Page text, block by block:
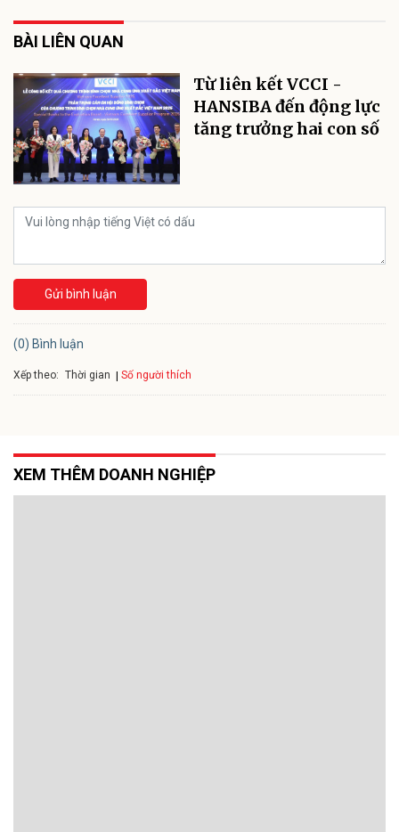
BÀI LIÊN QUAN
Từ liên kết VCCI -
HANSIBA đến động lực
tăng trưởng hai con số
Gửi bình luận
(0) Bình luận
Xếp theo: Thời gian Số người thích
XEM THÊM DOANH NGHIỆP